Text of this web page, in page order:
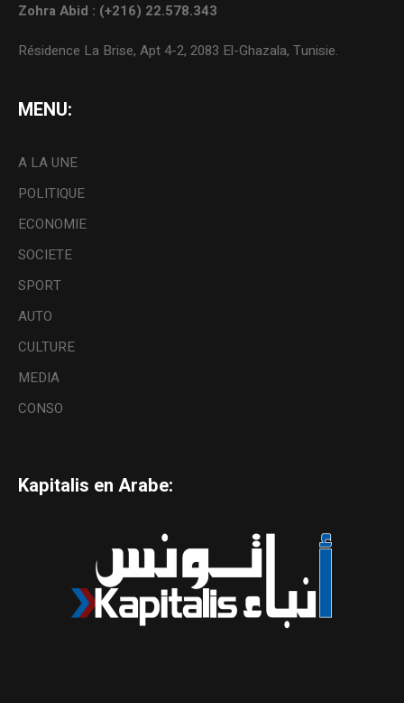
Zohra Abid : (+216) 22.578.343
Résidence La Brise, Apt 4-2, 2083 El-Ghazala, Tunisie.
MENU:
A LA UNE
POLITIQUE
ECONOMIE
SOCIETE
SPORT
AUTO
CULTURE
MEDIA
CONSO
Kapitalis en Arabe: